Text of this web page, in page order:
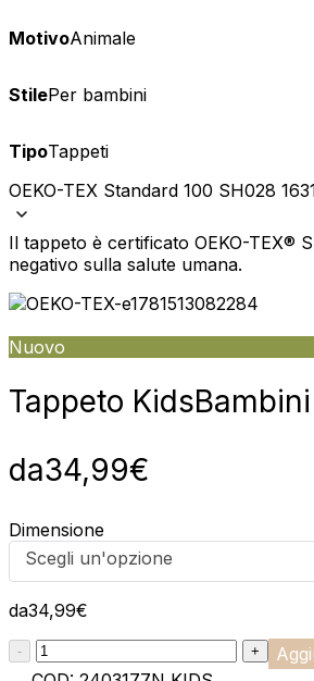
MotivoAnimale
StilePer bambini
TipoTappeti
OEKO-TEX Standard 100 SH028
Il tappeto è certificato OEKO-TEX®
negativo sulla salute umana.
Nuovo
Tappeto Kids
da34,99€
Dimensione
Scegli un'opzione
da34,99€
:product_name quantity
- +